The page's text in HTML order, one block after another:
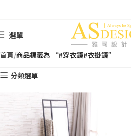
選單
首頁 商品標籤為 “#穿衣鏡#衣掛鏡”
分類選單